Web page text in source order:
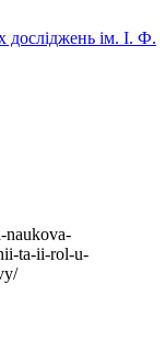
naukova-
ta-ii-rol-u-